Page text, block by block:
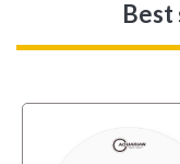
Best